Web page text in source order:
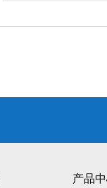
产品